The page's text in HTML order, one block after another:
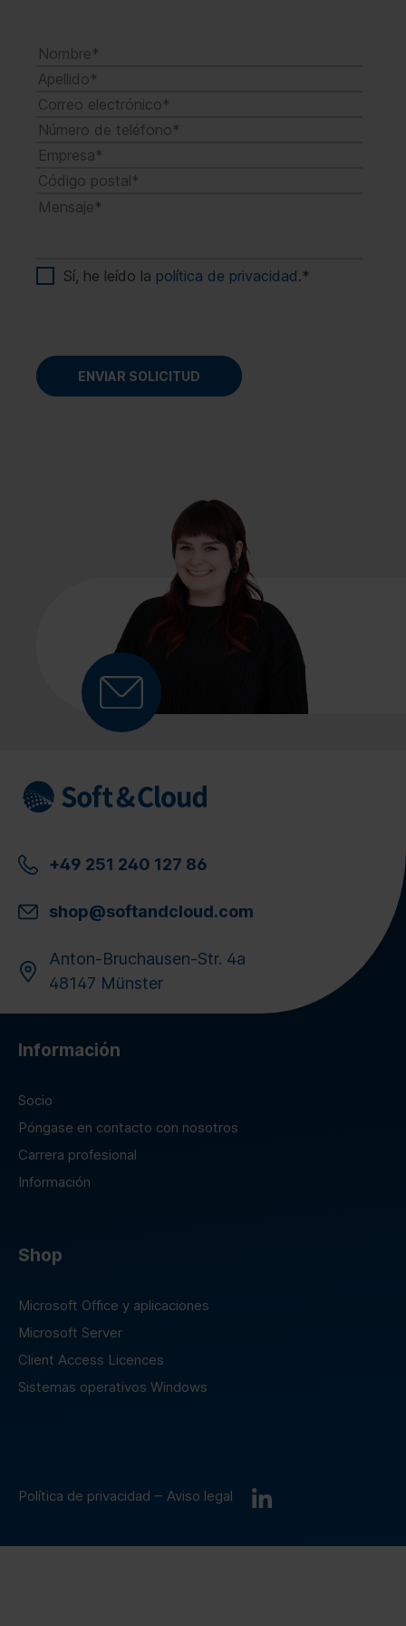
núcleos, requiere licencias de acceso de
cliente, denominadas CAL (Client Access
Licence), para usuarios o dispositivos.
Sí, he leído la política de privacidad.*
+49 251 240 127 86
shop@softandcloud.com
Anton-Bruchausen-Str. 4a
48147 Münster
Información
Socio
Póngase en contacto con nosotros
Carrera profesional
Información
Shop
Microsoft Office y aplicaciones
Microsoft Server
Client Access Licences
Sistemas operativos Windows
Política de privacidad – Aviso legal